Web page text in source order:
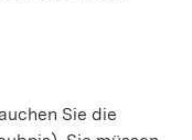
Sie die